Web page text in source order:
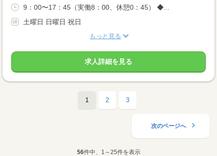
9：00〜17：45（実働8：00、休憩0：45） ◆...
土曜日 日曜日 祝日
もっと見る
求人詳細を見る
1 2 3
次のページへ
56件中、1～25件を表示